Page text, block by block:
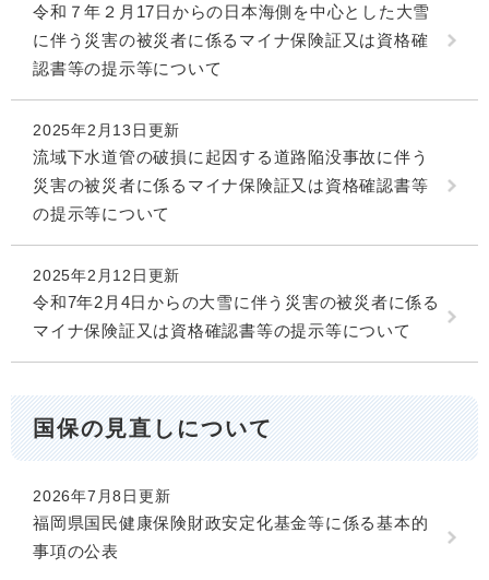
令和７年２月17日からの日本海側を中心とした大雪
に伴う災害の被災者に係るマイナ保険証又は資格確
認書等の提示等について
2025年2月13日更新
流域下水道管の破損に起因する道路陥没事故に伴う
災害の被災者に係るマイナ保険証又は資格確認書等
の提示等について
2025年2月12日更新
令和7年2月4日からの大雪に伴う災害の被災者に係る
マイナ保険証又は資格確認書等の提示等について
国保の見直しについて
2026年7月8日更新
福岡県国民健康保険財政安定化基金等に係る基本的
事項の公表